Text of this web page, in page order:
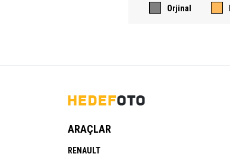
Orjinal
ARAÇLAR
RENAULT